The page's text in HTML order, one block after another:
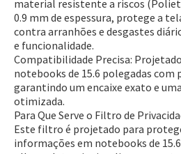
material resistente a riscos
0.9 mm de espessura, protege a
contra arranhões e desgastes
e funcionalidade.
Compatibilidade Precisa:
notebooks de 15.6 polegadas com
garantindo um encaixe exato e
otimizada.
Para Que Serve o Filtro de
Este filtro é projetado para
informações em notebooks de